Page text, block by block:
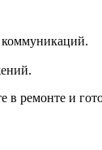
коммуникаций.
ремонте и